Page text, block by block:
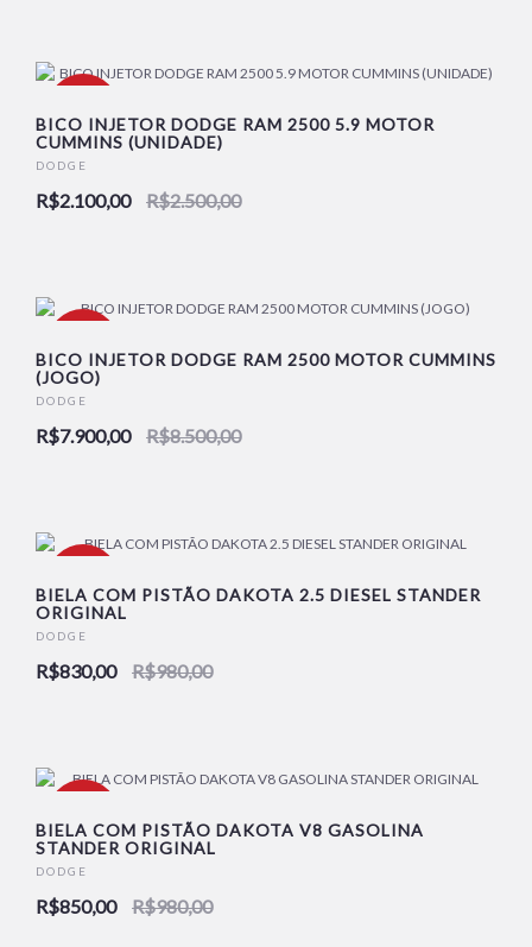
BICO INJETOR DODGE RAM 2500 5.9 MOTOR
CUMMINS (UNIDADE)
DODGE
R$2.100,00 R$2.500,00
BICO INJETOR DODGE RAM 2500 MOTOR CUMMINS
(JOGO)
DODGE
R$7.900,00 R$8.500,00
BIELA COM PISTÃO DAKOTA 2.5 DIESEL STANDER
ORIGINAL
DODGE
R$830,00 R$980,00
BIELA COM PISTÃO DAKOTA V8 GASOLINA
STANDER ORIGINAL
DODGE
R$850,00 R$980,00